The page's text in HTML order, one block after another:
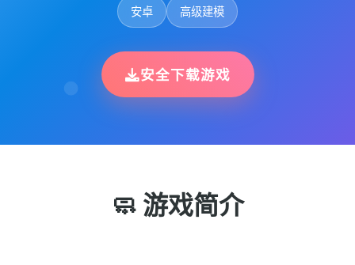
安卓 高级建模
安全下载游戏
🧼 游戏简介